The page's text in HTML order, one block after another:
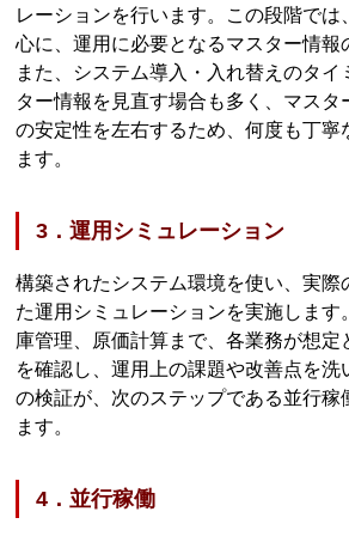
レーションを行います。この段階では
心に、運用に必要となるマスター情報
また、システム導入・入れ替えのタイ
ター情報を見直す場合も多く、マスタ
の安定性を左右するため、何度も丁寧
ます。
3．運用シミュレーション
構築されたシステム環境を使い、実際
た運用シミュレーションを実施します
庫管理、原価計算まで、各業務が想定
を確認し、運用上の課題や改善点を洗
の検証が、次のステップである並行稼
ます。
4．並行稼働